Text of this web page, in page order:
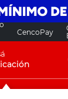
CencoPay